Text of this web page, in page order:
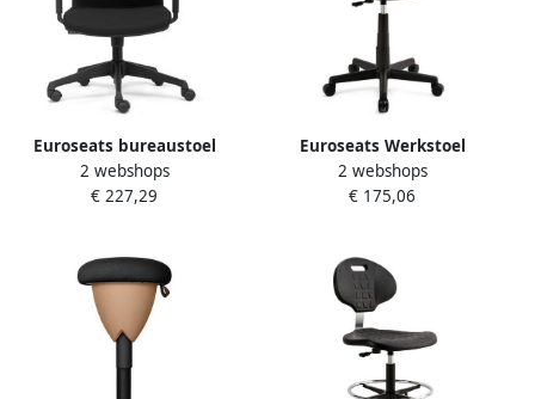
Euroseats bureaustoel
Evora
2 webshops
€ 227,29
Euroseats Werkstoel
Tarente Medium zwart
2 webshops
€ 175,06